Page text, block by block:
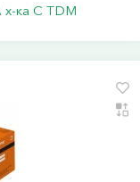
ка С TDM